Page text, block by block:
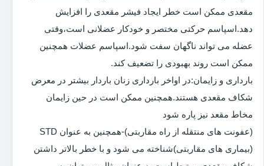
مقعدی ممکن است خطر ایجاد فیشر مقعدی را افزایش
دهد.اسپاسم حرکتی مختصر و خودکار عضلانی است،وقتی
عضله می تواند ناگهان سفت شود.اسپاسم عضلات همچنین
ممکن است روند بهبودی را تضعیف کند.
بارداری و زایمان:در اواخر بارداری زنان باردار بیشتر در معرض
شکاف مقعدی هستند.همچنین ممکن است در حین زایمان
مخاط مقعد نیز پاره شود
(عفونت های منتقله از راه مقاربتی)-همچنین به عنوان STD
(بیماری های مقاربتی)شناخته می شود و با خطر بالاتر داشتن